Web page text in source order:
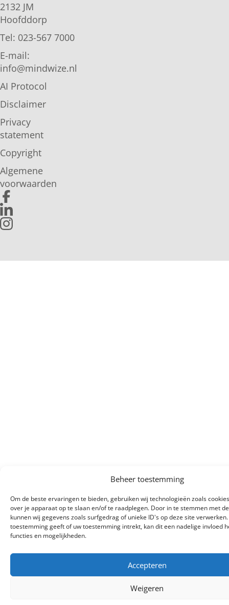
Beheer toestemming
Om de beste ervaringen te bieden, gebruiken wij technologieën zoals
over je apparaat op te slaan en/of te raadplegen. Door in te stemmen met
kunnen wij gegevens zoals surfgedrag of unieke ID's op deze site
toestemming geeft of uw toestemming intrekt, kan dit een nadelige invloed
functies en mogelijkheden.
Accepteren
Weigeren
2132 JM
Hoofddorp
Tel: 023-567 7000
E-mail:
info@mindwize.nl
AI Protocol
Disclaimer
Privacy
statement
Copyright
Algemene
voorwaarden